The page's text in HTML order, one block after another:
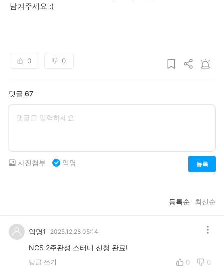
남겨주세요 :)
0 0
댓글 67
등록
사진첨부 익명
등록순 최신순
익명1 2025.12.28 05:14
NCS 2주완성 스터디 신청 완료!
답글 쓰기 0 0